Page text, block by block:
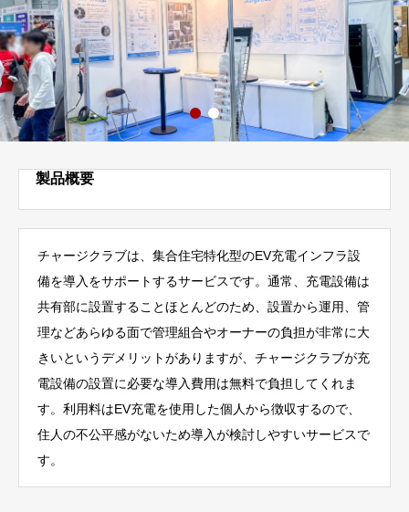
製品概要
チャージクラブは、集合住宅特化型のEV充電インフラ設
備を導入をサポートするサービスです。通常、充電設備は
共有部に設置することほとんどのため、設置から運用、管
理などあらゆる面で管理組合やオーナーの負担が非常に大
きいというデメリットがありますが、チャージクラブが充
電設備の設置に必要な導入費用は無料で負担してくれま
す。利用料はEV充電を使用した個人から徴収するので、
住人の不公平感がないため導入が検討しやすいサービスで
す。